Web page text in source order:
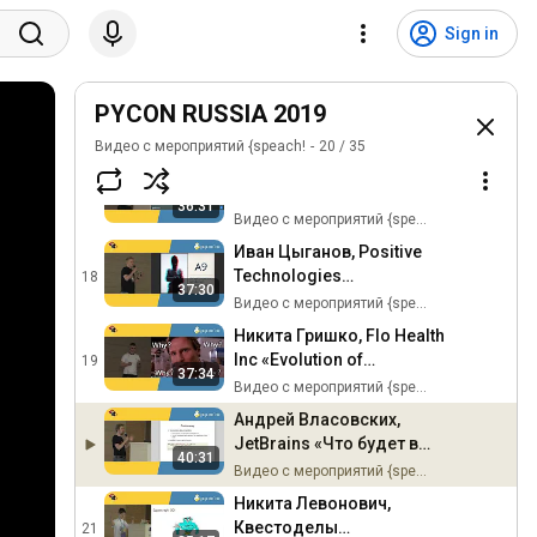
Sign in
PYCON RUSSIA 2019
Видео с мероприятий {speach! 20 / 35
core developer, воркшоп
«The Python Object Model»
Видео с мероприятий {speach!
16
Raymond Hettinger «Build
powerful, new data
abstract base classes»
17
36:31
Virtual Environments?»Видео с мероприятий {speach!
18
37:30
Иван Цыганов, Positive
Technologies
«(Без)опасные
Видео с мероприятий {speach!
19
37:34
Никита Гришко, Flo Health
Inc «Evolution of
dependency management»
Видео с мероприятий {speach!
40:31
Андрей Власовских,
JetBrains «Что будет в
Python 3.8 и чего не
будет»
Видео с мероприятий {speach!
21
Никита Левонович,
Квестоделы